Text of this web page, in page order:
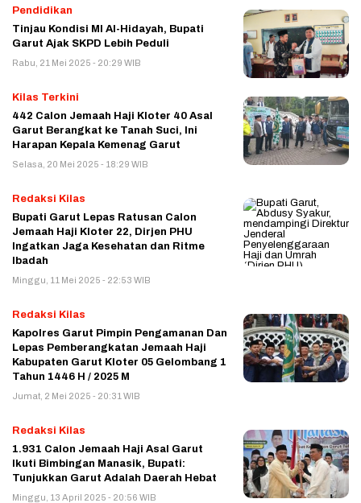
Pendidikan
Tinjau Kondisi MI Al-Hidayah, Bupati
Garut Ajak SKPD Lebih Peduli
Rabu, 21 Mei 2025 - 20:29 WIB
Kilas Terkini
442 Calon Jemaah Haji Kloter 40 Asal
Garut Berangkat ke Tanah Suci, Ini
Harapan Kepala Kemenag Garut
Selasa, 20 Mei 2025 - 18:29 WIB
Redaksi Kilas
Bupati Garut Lepas Ratusan Calon
Jemaah Haji Kloter 22, Dirjen PHU
Ingatkan Jaga Kesehatan dan Ritme
Ibadah
Minggu, 11 Mei 2025 - 22:53 WIB
Redaksi Kilas
Kapolres Garut Pimpin Pengamanan Dan
Lepas Pemberangkatan Jemaah Haji
Kabupaten Garut Kloter 05 Gelombang 1
Tahun 1446 H / 2025 M
Jumat, 2 Mei 2025 - 20:31 WIB
Redaksi Kilas
1.931 Calon Jemaah Haji Asal Garut
Ikuti Bimbingan Manasik, Bupati:
Tunjukkan Garut Adalah Daerah Hebat
Minggu, 13 April 2025 - 20:56 WIB